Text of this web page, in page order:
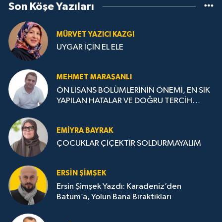
Son Köşe Yazıları
MÜRVET YAZICI KAZGI
UYGAR İÇİN EL ELE
MEHMET MARAŞANLI
ÖN LİSANS BÖLÜMLERİNİN ÖNEMİ, EN SIK
YAPILAN HATALAR VE DOĞRU TERCİH
EMIYRA BAYRAK
ÇOCUKLAR ÇİÇEKTİR SOLDURMAYALIM
ERSIN ŞIMŞEK
Ersin Şimşek Yazdı: Karadeniz’den
Batum’a, Yolun Bana Bıraktıkları